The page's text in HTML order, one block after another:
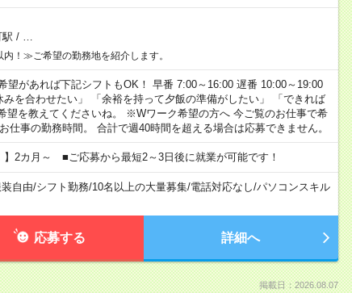
駅 /
！≫ご希望の勤務地を紹介します。
望があれば下記シフトもOK！ 早番 7:00～16:00 遅番 10:00～19:00
を合わせたい」 「余裕を持って夕飯の準備がしたい」 「できれば
望を教えてくださいね。 ※Wワーク希望の方へ 今ご覧のお仕事で希
仕事の勤務時間。 合計で週40時間を超える場合は応募できません。
】2カ月～ ■ご応募から最短2～3日後に就業が可能です！
自由/シフト勤務/10名以上の大量募集/電話対応なし/パソコンスキル
応募する 詳細へ
掲載日：2026.08.07